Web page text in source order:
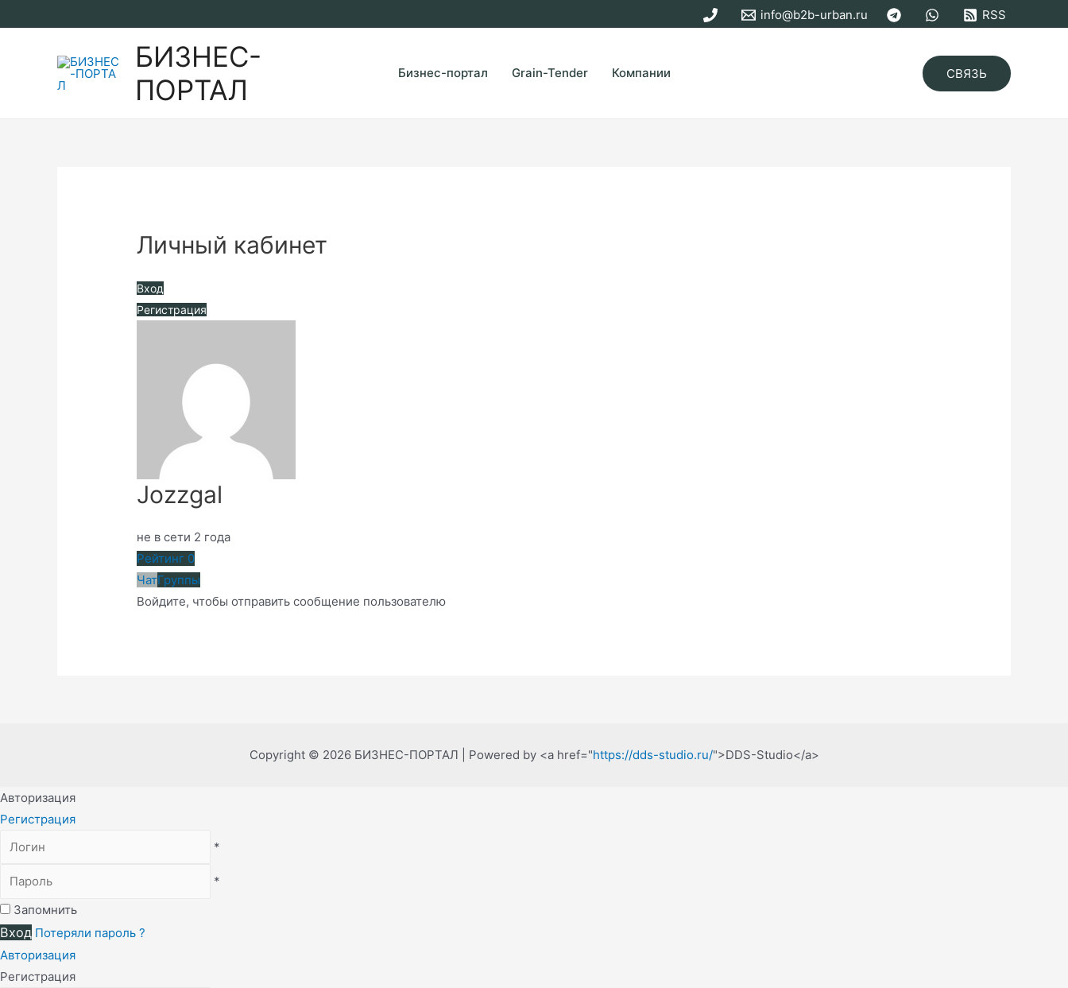
к
содержимому
info@b2b-urban.ru RSS
БИЗНЕС-
ПОРТАЛ
Бизнес-портал Grain-Tender Компании СВЯЗЬ
Личный кабинет
Вход
Регистрация
Jozzgal
не в сети 2 года
Рейтинг 0
ЧатГруппы
Войдите, чтобы отправить сообщение пользователю
Copyright © 2026 БИЗНЕС-ПОРТАЛ | Powered by <a href="https://dds-studio.ru/">DDS-Studio</a>
Авторизация
Регистрация
*
*
Запомнить
Вход Потеряли пароль ?
Авторизация
Регистрация